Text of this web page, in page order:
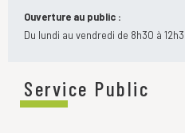
Service Public
Ouverture au public :
Du lundi au vendredi de 8h30 à